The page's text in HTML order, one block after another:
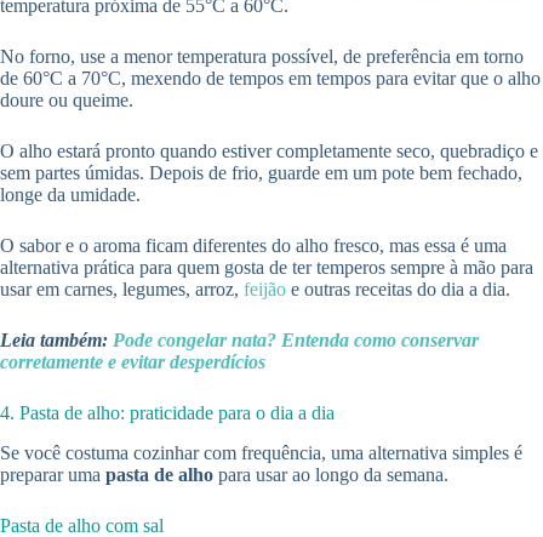
temperatura próxima de 55°C a 60°C.
No forno, use a menor temperatura possível, de preferência em torno
de 60°C a 70°C, mexendo de tempos em tempos para evitar que o alho
doure ou queime.
O alho estará pronto quando estiver completamente seco, quebradiço e
sem partes úmidas. Depois de frio, guarde em um pote bem fechado,
longe da umidade.
O sabor e o aroma ficam diferentes do alho fresco, mas essa é uma
alternativa prática para quem gosta de ter temperos sempre à mão para
usar em carnes, legumes, arroz, feijão e outras receitas do dia a dia.
Leia também: Pode congelar nata? Entenda como conservar
corretamente e evitar desperdícios
4. Pasta de alho: praticidade para o dia a dia
Se você costuma cozinhar com frequência, uma alternativa simples é
preparar uma pasta de alho para usar ao longo da semana.
Pasta de alho com sal